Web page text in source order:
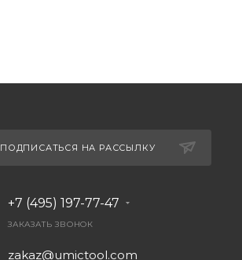
ПОДПИСАТЬСЯ НА РАССЫЛКУ
+7 (495) 197-77-47
ЗАКАЗАТЬ ЗВОНОК
zakaz@umictool.com